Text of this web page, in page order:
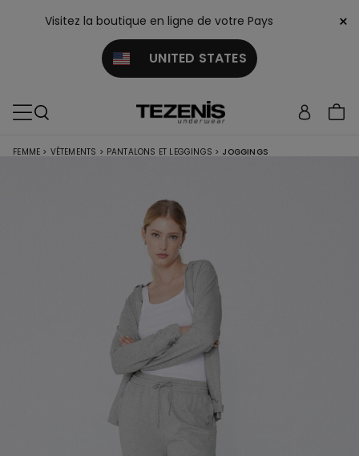
Visitez la boutique en ligne de votre Pays
UNITED STATES
×
FEMME > VÊTEMENTS > PANTALONS ET LEGGINGS > JOGGINGS